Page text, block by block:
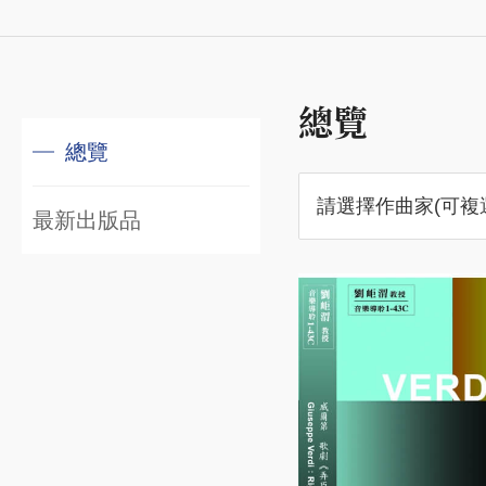
總覽
最新出版品
總覽
請選擇作曲家(可複